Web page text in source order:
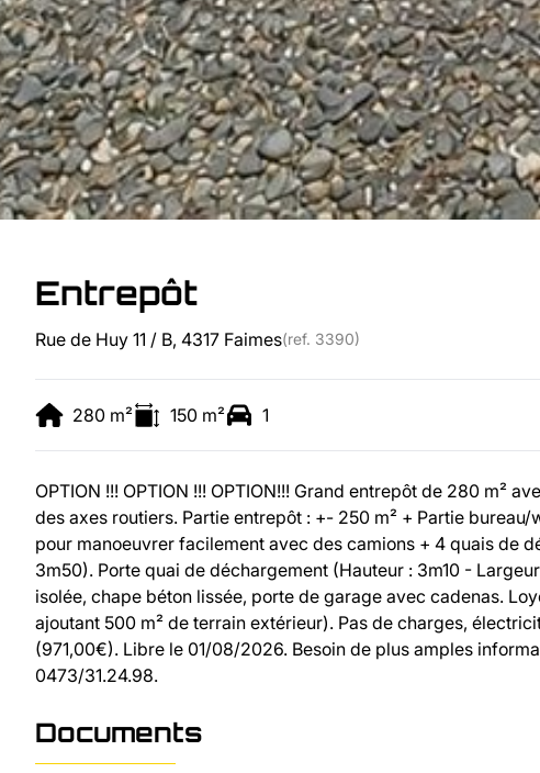
Entrepôt
Rue de Huy 11 / B, 4317 Faimes(ref. 3390)
280 m² 150 m² 1
OPTION !!! OPTION !!! OPTION!!! Grand entrepôt de 280 m²
des axes routiers. Partie entrepôt : +- 250 m² + Partie
pour manoeuvrer facilement avec des camions + 4 quais de
3m50). Porte quai de déchargement (Hauteur : 3m10 -
isolée, chape béton lissée, porte de garage avec cadenas.
ajoutant 500 m² de terrain extérieur). Pas de charges,
(971,00€). Libre le 01/08/2026. Besoin de plus amples
0473/31.24.98.
Documents